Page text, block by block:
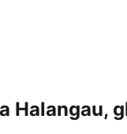
Halangau,